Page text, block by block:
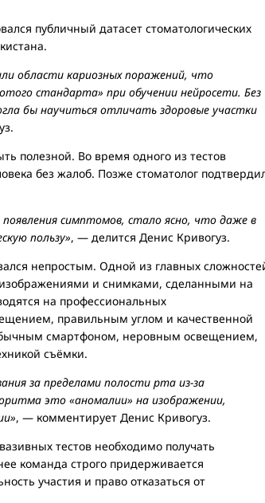
публичный датасет стоматологических
области кариозных поражений, что
стандарта» при обучении нейросети. Без
бы научиться отличать здоровые участки
полезной. Во время одного из тестов
без жалоб. Позже стоматолог
симптомов, стало ясно, что даже в
пользу», — делится Денис Кривогуз.
непростым. Одной из главных
и снимками, сделанными на
на профессиональных
правильным углом и качественной
смартфоном, неровным освещением,
съёмки.
за пределами полости рта из-за
это «аномалии» на изображении,
, — комментирует Денис Кривогуз.
тестов необходимо получать
команда строго придерживается
участия и право отказаться от